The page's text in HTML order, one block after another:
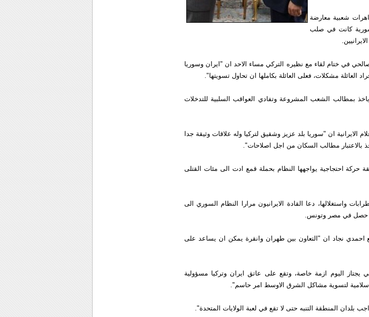
شعبية معارضة
كانت في صلب
في ختام لقاء مع نظيره التركي مساء الاحد ان "ايران وسوريا
العائلة مشكلات، فعلى العائلة بكاملها ان تحاول تسويتها".
بمطالب الشعب المشروعة وتفادي العواقب السلبية للتدخلات
الايرانية ان "سوريا بلد عزيز وشقيق لتركيا وله علاقات وثيقة جدا
بالاعتبار مطالب السكان من اجل اصلاحات".
حركة احتجاجية يواجهها النظام بحملة قمع ادت الى مئات القتلى
واستغلالها، دعا القادة الايرانيون مرارا النظام السوري الى
حصل في مصر وتونس.
احمدي نجاد ان "التعاون بين طهران وانقرة يمكن ان يساعد على
يجتاز اليوم ازمة خاصة، وتقع على عاتق ايران وتركيا مسؤولية
لتسوية مشاكل الشرق الاوسط امر حاسم".
المنطقة التنبه حتى لا تقع في لعبة الولايات المتحدة".